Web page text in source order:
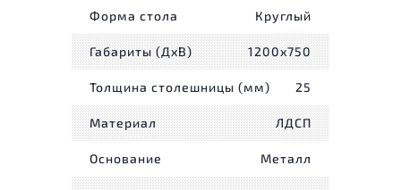
Форма стола Круглый
Габариты (ДxВ) 1200x750
Толщина столешницы (мм) 25
Материал ЛДСП
Основание Металл